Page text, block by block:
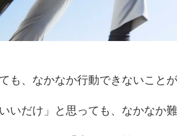
も、なかなか行動できないことが
いだけ」と思っても、なかなか